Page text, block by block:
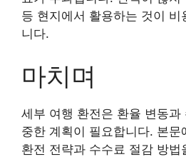
등 현지에서 활용하는 것이 비
니다.
마치며
세부 여행 환전은 환율 변동과
중한 계획이 필요합니다. 본문
환전 전략과 수수료 절감 방법